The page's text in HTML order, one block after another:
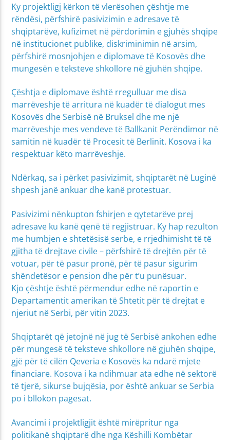
Ky projektligj kërkon të vlerësohen çështje me
rëndësi, përfshirë pasivizimin e adresave të
shqiptarëve, kufizimet në përdorimin e gjuhës shqipe
në institucionet publike, diskriminimin në arsim,
përfshirë mosnjohjen e diplomave të Kosovës dhe
mungesën e teksteve shkollore në gjuhën shqipe.
Çështja e diplomave është rregulluar me disa
marrëveshje të arritura në kuadër të dialogut mes
Kosovës dhe Serbisë në Bruksel dhe me një
marrëveshje mes vendeve të Ballkanit Perëndimor në
samitin në kuadër të Procesit të Berlinit. Kosova i ka
respektuar këto marrëveshje.
Ndërkaq, sa i përket pasivizimit, shqiptarët në Luginë
shpesh janë ankuar dhe kanë protestuar.
Pasivizimi nënkupton fshirjen e qytetarëve prej
adresave ku kanë qenë të regjistruar. Ky hap rezulton
me humbjen e shtetësisë serbe, e rrjedhimisht të të
gjitha të drejtave civile – përfshirë të drejtën për të
votuar, për të pasur pronë, për të pasur sigurim
shëndetësor e pension dhe për t’u punësuar.
Kjo çështje është përmendur edhe në raportin e
Departamentit amerikan të Shtetit për të drejtat e
njeriut në Serbi, për vitin 2023.
Shqiptarët që jetojnë në jug të Serbisë ankohen edhe
për mungesë të teksteve shkollore në gjuhën shqipe,
gjë për të cilën Qeveria e Kosovës ka ndarë mjete
financiare. Kosova i ka ndihmuar ata edhe në sektorë
të tjerë, sikurse bujqësia, por është ankuar se Serbia
po i bllokon pagesat.
Avancimi i projektligjit është mirëpritur nga
politikanë shqiptarë dhe nga Këshilli Kombëtar